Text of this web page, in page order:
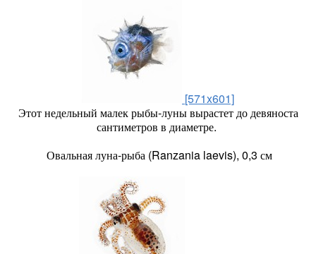
[571x601]
Этот недельный малек рыбы-луны вырастет до девяноста
сантиметров в диаметре.
Овальная луна-рыба (Ranzania laevis), 0,3 см